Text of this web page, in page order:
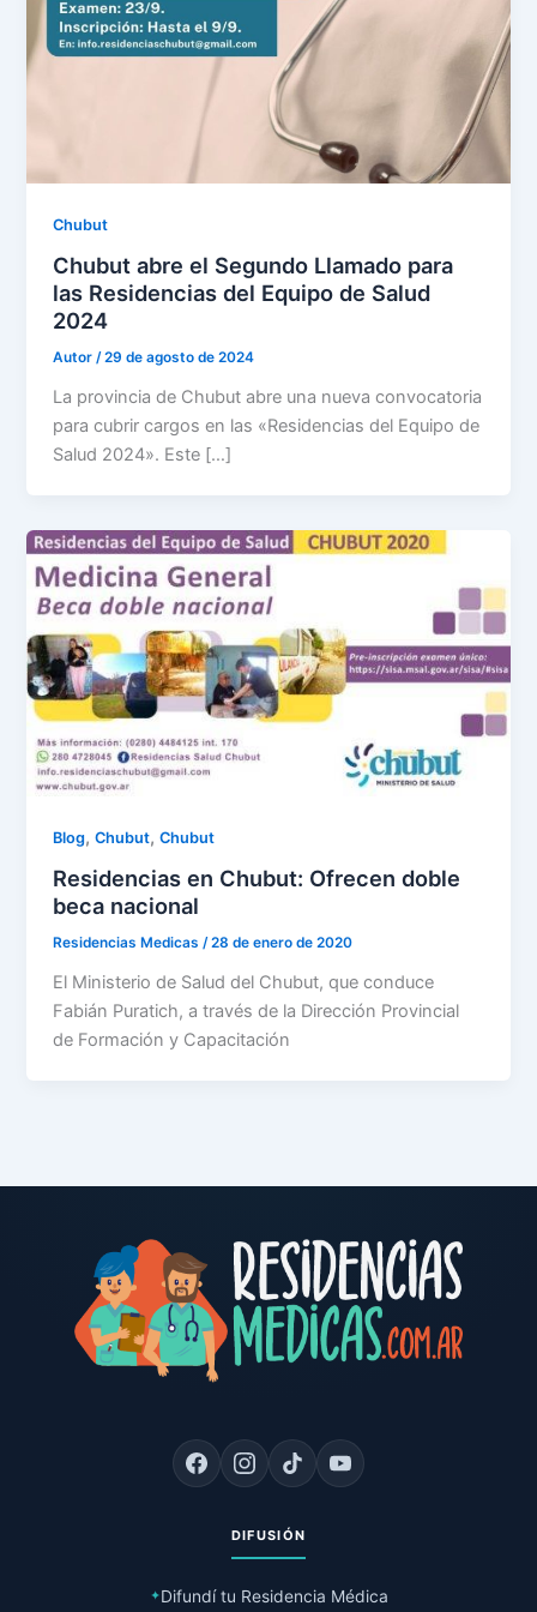
Chubut
Chubut abre el Segundo Llamado para
las Residencias del Equipo de Salud
2024
Autor/29 de agosto de 2024
La provincia de Chubut abre una nueva convocatoria
para cubrir cargos en las «Residencias del Equipo de
Salud 2024». Este […]
Blog,Chubut,Chubut
Residencias en Chubut: Ofrecen doble
beca nacional
Residencias Medicas/28 de enero de 2020
El Ministerio de Salud del Chubut, que conduce
Fabián Puratich, a través de la Dirección Provincial
de Formación y Capacitación
DIFUSIÓN
✦Difundí tu Residencia Médica